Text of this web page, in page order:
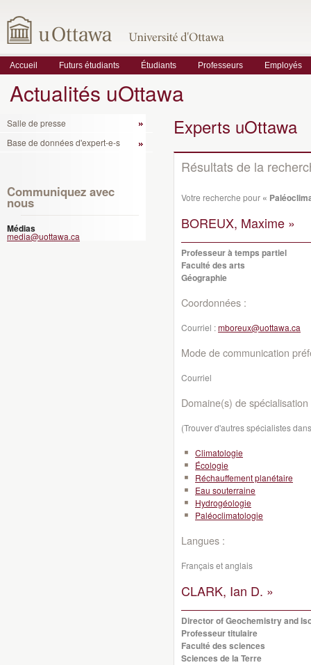
Accueil Futurs étudiants Étudiants Professeurs Employés
Actualités uOttawa
Salle de presse
Base de données d'expert-e-s
Communiquez avec
nous
Médias
media@uottawa.ca
Experts uOttawa
Résultats de la
Votre recherche pour «
BOREUX, Maxime »
Professeur à temps partiel
Faculté des arts
Géographie
Coordonnées :
Courriel :mboreux@uottawa.ca
Mode de communication
Courriel
Domaine(s) de spécialisation
(Trouver d'autres spécialistes
Climatologie
Écologie
Réchauffement planétaire
Eau souterraine
Hydrogéologie
Paléoclimatologie
Langues :
Français et anglais
CLARK, Ian D. »
Director of Geochemistry and
Professeur titulaire
Faculté des sciences
Sciences de la Terre